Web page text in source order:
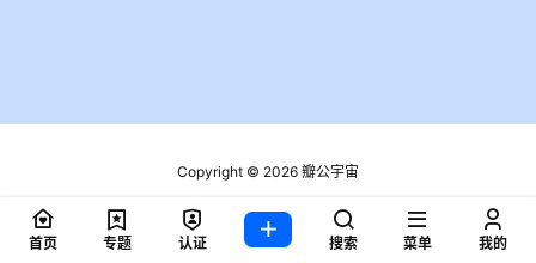
Copyright © 2026 瓣公宇宙
粤ICP备2021076721号
查询 2 次，耗时 0.1787 秒
首页 专题 认证 搜索 菜单 我的